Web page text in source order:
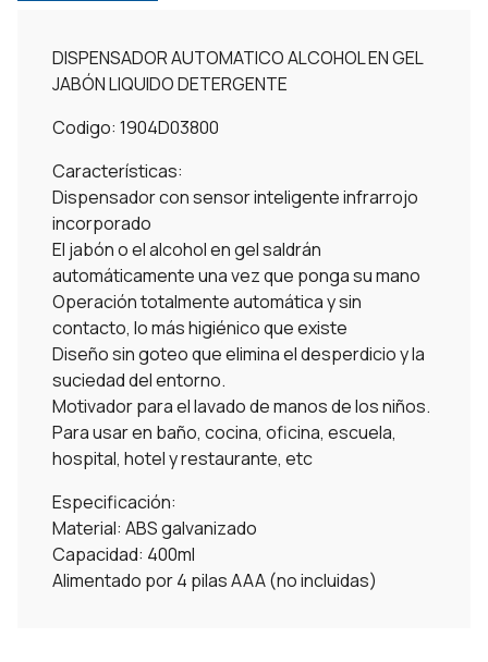
DISPENSADOR AUTOMATICO ALCOHOL EN GEL
JABÓN LIQUIDO DETERGENTE
Codigo: 1904D03800
Características:
Dispensador con sensor inteligente infrarrojo
incorporado
El jabón o el alcohol en gel saldrán
automáticamente una vez que ponga su mano
Operación totalmente automática y sin
contacto, lo más higiénico que existe
Diseño sin goteo que elimina el desperdicio y la
suciedad del entorno.
Motivador para el lavado de manos de los niños.
Para usar en baño, cocina, oficina, escuela,
hospital, hotel y restaurante, etc
Especificación:
Material: ABS galvanizado
Capacidad: 400ml
Alimentado por 4 pilas AAA (no incluidas)